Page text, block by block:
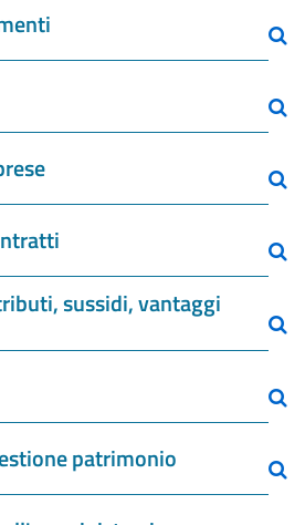
sussidi, vantaggi
patrimonio